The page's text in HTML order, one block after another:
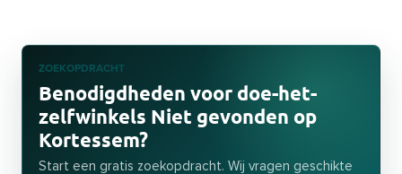
ZOEKOPDRACHT
Benodigdheden voor doe-het-
zelfwinkels Niet gevonden op
Kortessem?
Start een gratis zoekopdracht. Wij vragen geschikte